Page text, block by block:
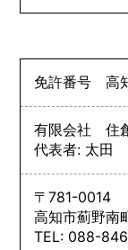
免許番号高
有限会社 住
代表者: 太田
〒781-0014
高知市薊野南
TEL: 088-